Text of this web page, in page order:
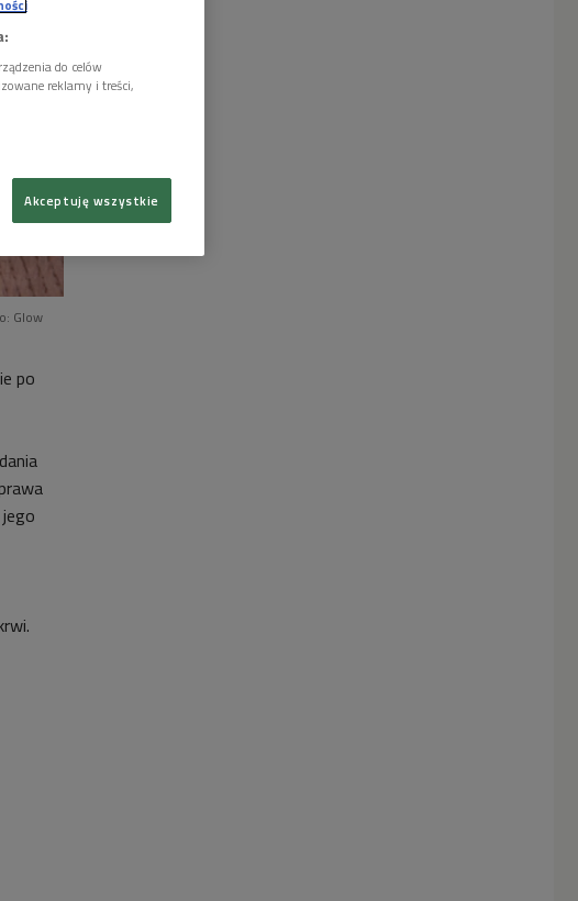
Glow
po
do celów
reklamy i treści,
Akceptuję wszystkie